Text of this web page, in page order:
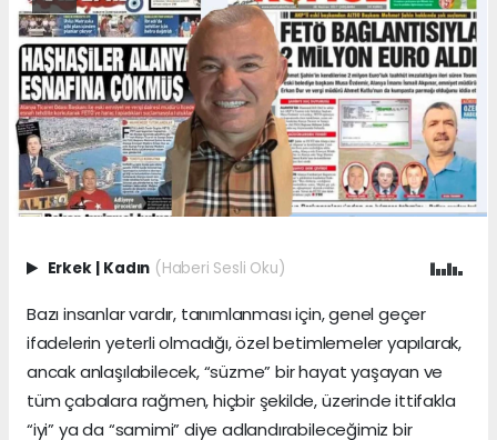
Erkek | Kadın (Haberi Sesli Oku)
Bazı insanlar vardır, tanımlanması için, genel geçer
ifadelerin yeterli olmadığı, özel betimlemeler yapılarak,
ancak anlaşılabilecek, “süzme” bir hayat yaşayan ve
tüm çabalara rağmen, hiçbir şekilde, üzerinde ittifakla
“iyi” ya da “samimi” diye adlandırabileceğimiz bir